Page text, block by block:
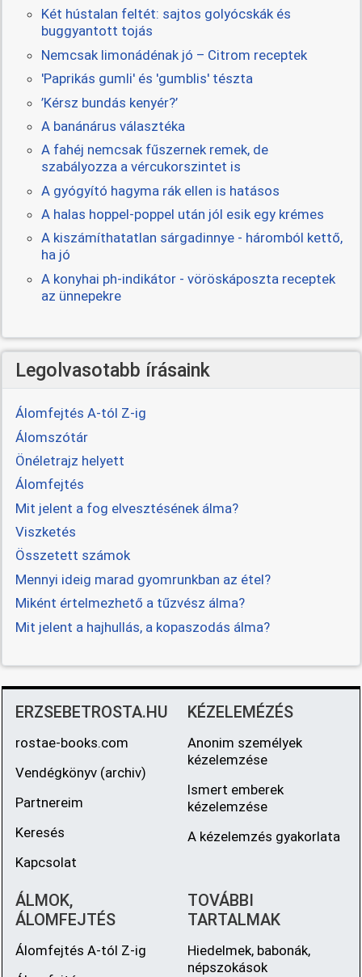
Két hústalan feltét: sajtos golyócskák és
buggyantott tojás
Nemcsak limonádénak jó – Citrom receptek
'Paprikás gumli' és 'gumblis' tészta
’Kérsz bundás kenyér?’
A banánárus választéka
A fahéj nemcsak fűszernek remek, de
szabályozza a vércukorszintet is
A gyógyító hagyma rák ellen is hatásos
A halas hoppel-poppel után jól esik egy krémes
A kiszámíthatatlan sárgadinnye - háromból kettő,
ha jó
A konyhai ph-indikátor - vöröskáposzta receptek
az ünnepekre
Legolvasotabb írásaink
Álomfejtés A-tól Z-ig
Álomszótár
Önéletrajz helyett
Álomfejtés
Mit jelent a fog elvesztésének álma?
Viszketés
Összetett számok
Mennyi ideig marad gyomrunkban az étel?
Miként értelmezhető a tűzvész álma?
Mit jelent a hajhullás, a kopaszodás álma?
ERZSEBETROSTA.HU
rostae-books.com
Vendégkönyv (archiv)
Partnereim
Keresés
Kapcsolat
KÉZELEMÉZÉS
Anonim személyek
kézelemzése
Ismert emberek
kézelemzése
A kézelemzés gyakorlata
ÁLMOK,
ÁLOMFEJTÉS
Álomfejtés A-tól Z-ig
TOVÁBBI
TARTALMAK
Hiedelmek, babonák,
népszokások